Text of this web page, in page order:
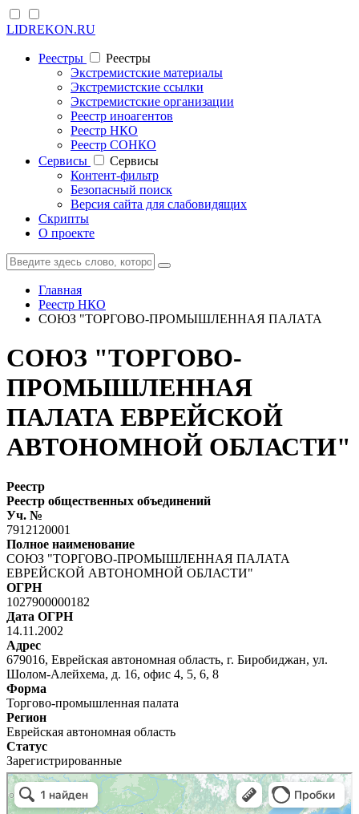
LIDREKON.RU
Реестры
Реестры
Экстремистские материалы
Экстремистские ссылки
Экстремистские организации
Реестр иноагентов
Реестр НКО
Реестр СОНКО
Cервисы
Cервисы
Контент-фильтр
Безопасный поиск
Версия сайта для слабовидящих
Скрипты
О проекте
Главная
Реестр НКО
СОЮЗ "ТОРГОВО-ПРОМЫШЛЕННАЯ ПАЛАТА
СОЮЗ "ТОРГОВО-
ПРОМЫШЛЕННАЯ
ПАЛАТА ЕВРЕЙСКОЙ
АВТОНОМНОЙ ОБЛАСТИ"
Реестр
Реестр общественных объединений
Уч. №
7912120001
Полное наименование
СОЮЗ "ТОРГОВО-ПРОМЫШЛЕННАЯ ПАЛАТА
ЕВРЕЙСКОЙ АВТОНОМНОЙ ОБЛАСТИ"
ОГРН
1027900000182
Дата ОГРН
14.11.2002
Адрес
679016, Еврейская автономная область, г. Биробиджан, ул.
Шолом-Алейхема, д. 16, офис 4, 5, 6, 8
Форма
Торгово-промышленная палата
Регион
Еврейская автономная область
Статус
Зарегистрированные